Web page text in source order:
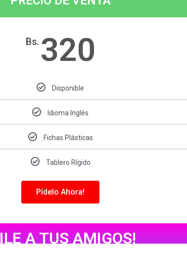
Bs. 320
Disponible
Idioma Inglés
Fichas Plásticas
Tablero Rígido
Pídelo Ahora!
A TUS AMIGOS!